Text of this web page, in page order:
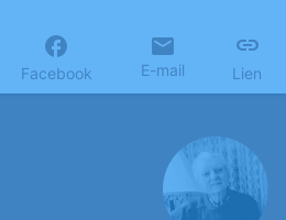
Facebook E-mail Lien